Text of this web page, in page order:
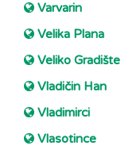
Varvarin
Velika Plana
Veliko Gradište
Vladičin Han
Vladimirci
Vlasotince